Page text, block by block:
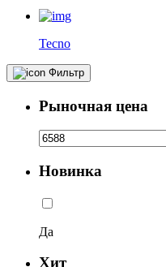
Tecno
Фильтр
Рыночная цена
Новинка
Да
Хит